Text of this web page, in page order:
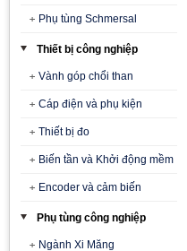
Phụ tùng Schmersal
Thiết bị công nghiệp
Vành góp chổi than
Cáp điện và phụ kiện
Thiết bị đo
Biến tần và Khởi động mềm
Encoder và cảm biến
Phụ tùng công nghiệp
Ngành Xi Măng